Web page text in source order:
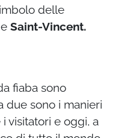
delle
Saint-Vincent.
fiaba sono
due sono i manieri
visitatori e oggi, a